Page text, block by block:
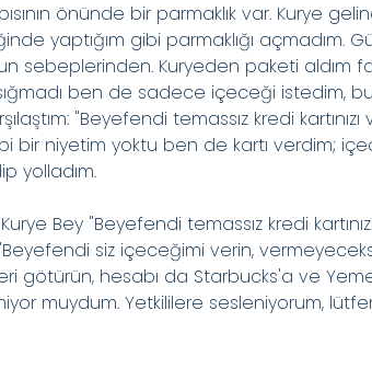
önünde bir parmaklık var. Kurye
yaptığım gibi parmaklığı açmadım.
sebeplerinden. Kuryeden paketi aldım
ben de sadece içeceği istedim,
"Beyefendi temassız kredi
bir niyetim yoktu ben de kartı verdim;
yolladım.
Bey "Beyefendi temassız kredi
siz içeceğimi verin,
götürün, hesabı da Starbucks'a ve
muydum. Yetkililere sesleniyorum,